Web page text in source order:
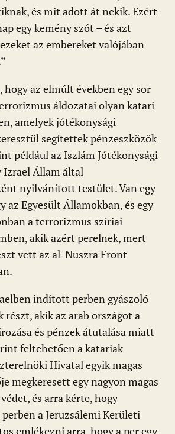
és mit adott át nekik. Ezért
egy kemény szót – és azt
az embereket valójában
hogy az elmúlt években egy sor
áldozatai olyan katari
amelyek jótékonysági
segítettek pénzeszközök
például az Iszlám Jótékonysági
Izrael Állam által
nyilvánított testület. Van egy
az Egyesült Államokban, és egy
a terrorizmus szíriai
akik azért perelnek, mert
vett az al-Nuszra Front
indított perben gyászoló
részt, akik az arab országot a
és pénzek átutalása miatt
feltehetően a katariak
Hivatal egyik magas
megkeresett egy nagyon magas
és arra kérte, hogy
a Jeruzsálemi Kerületi